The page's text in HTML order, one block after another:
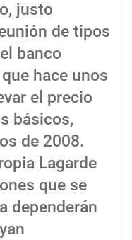
justo
de tipos
banco
hace unos
el precio
básicos,
de 2008.
Lagarde
que se
dependerán